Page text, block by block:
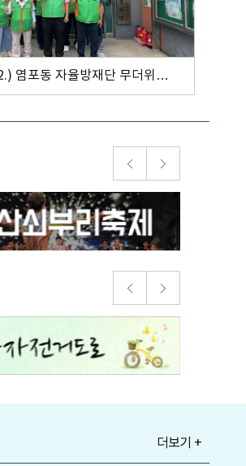
염포동 자율방재단 무더위쉼터
더보기 +